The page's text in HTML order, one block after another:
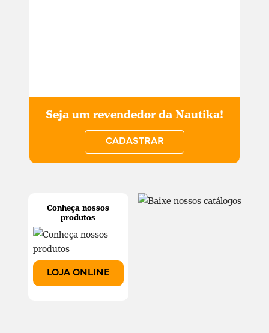
Conheça nossos
produtos
LOJA ONLINE
Seja um revendedor da Nautika!
CADASTRAR